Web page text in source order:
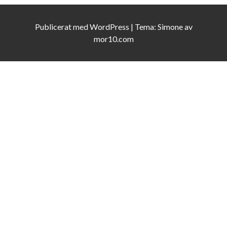
Publicerat medWordPress | Tema: Simoneav
mor10.com